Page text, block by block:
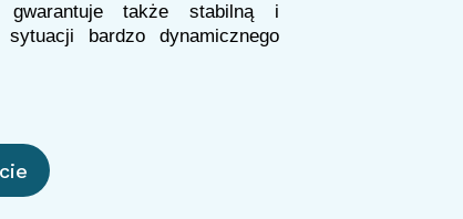
gwarantuje także stabilną i
bardzo dynamicznego